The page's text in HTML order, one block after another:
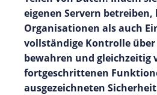
eigenen Servern
Organisationen als auch
vollständige Kontrolle
bewahren und gleichzeitig
fortgeschrittenen
ausgezeichneten